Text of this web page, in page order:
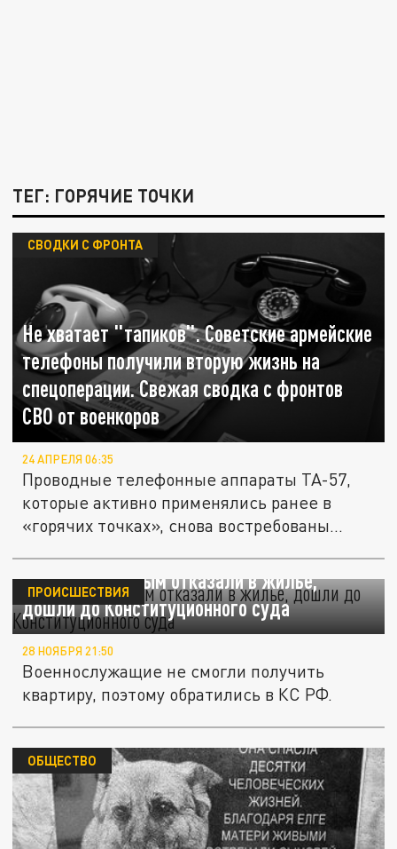
ТЕГ: ГОРЯЧИЕ ТОЧКИ
Не хватает "тапиков". Советские армейские
телефоны получили вторую жизнь на
спецоперации. Свежая сводка с фронтов
СВО от военкоров
СВОДКИ С ФРОНТА
24 АПРЕЛЯ 06:35
Проводные телефонные аппараты ТА-57,
которые активно применялись ранее в
«горячих точках», снова востребованы...
Военные, которым отказали в жилье,
дошли до Конституционного суда
ПРОИСШЕСТВИЯ
28 НОЯБРЯ 21:50
Военнослужащие не смогли получить
квартиру, поэтому обратились в КС РФ.
ОБЩЕСТВО